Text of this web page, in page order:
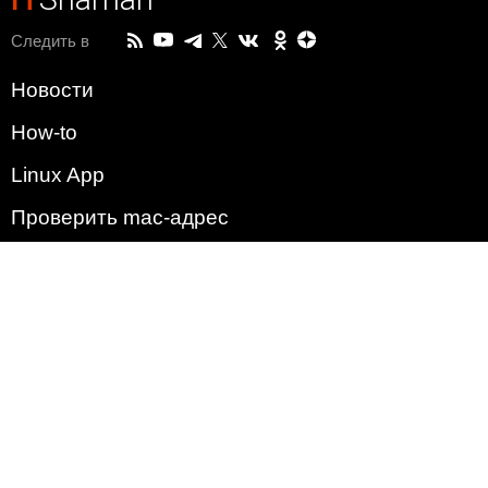
Следить в
Новости
How-to
Linux App
Проверить mac-адрес